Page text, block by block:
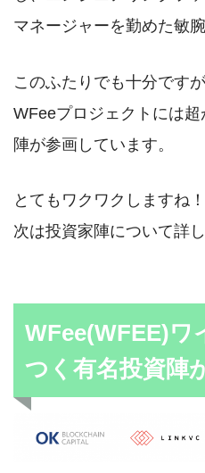
マネージャーを勤めた敏
このふたりでも十分ですが
WFeeプロジェクトには
陣が参画しています。
とてもワクワクしますね！
次は投資家陣について詳
WFee(WFEE)ワ
つく有名投資陣